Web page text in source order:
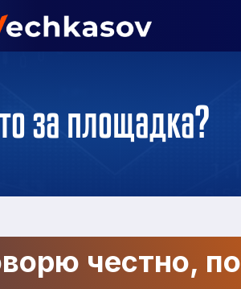
за площадка?
честно, по